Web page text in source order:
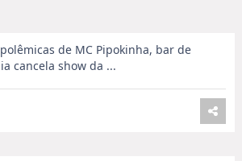
de MC Pipokinha, bar de
cancela show da ...
💸
❤